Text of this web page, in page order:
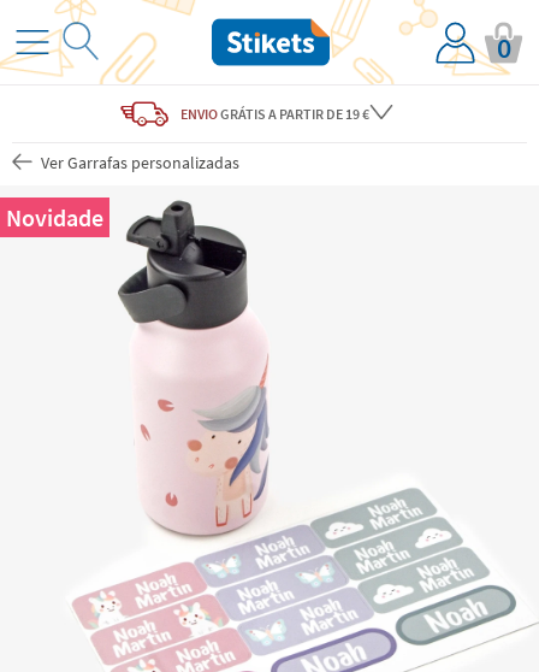
0
ENVIOGRÁTIS A PARTIR DE 19 €
Ver Garrafas personalizadas
Novidade